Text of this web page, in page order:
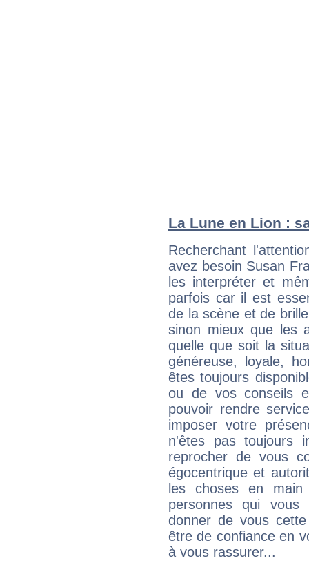
La Lune en Lion :
Recherchant
avez besoin Susan
les interpréter et
parfois car il est
de la scène et de
sinon mieux que les
quelle que soit la
généreuse, loyale,
êtes toujours
ou de vos conseils
pouvoir rendre
imposer votre
n'êtes pas toujours
reprocher de vous
égocentrique et
les choses en
personnes qui
donner de vous
être de confiance en
à vous rassurer...